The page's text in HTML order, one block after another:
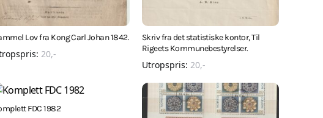
Lov fra Kong Carl Johan 1842.
20,-
Skriv fra det statistiske kontor, Til
Rigeets Kommunebestyrelser.
Utropspris: 20,-
FDC 1982